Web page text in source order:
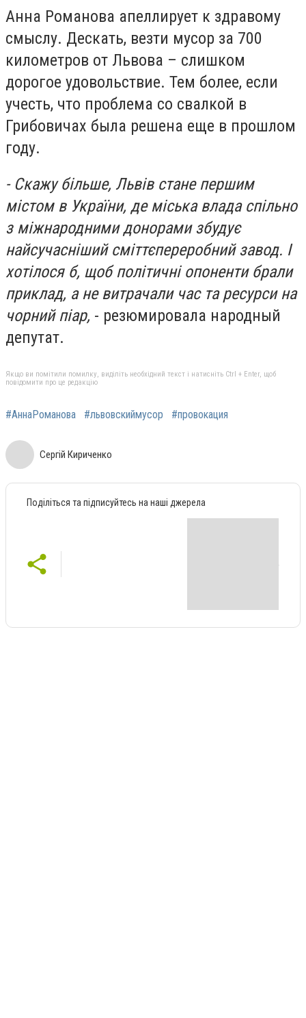
Анна Романова апеллирует к здравому
смыслу. Дескать, везти мусор за 700
километров от Львова – слишком
дорогое удовольствие. Тем более, если
учесть, что проблема со свалкой в
Грибовичах была решена еще в прошлом
году.
- Скажу більше, Львів стане першим
містом в України, де міська влада спільно
з міжнародними донорами збудує
найсучасніший сміттєпереробний завод. І
хотілося б, щоб політичні опоненти брали
приклад, а не витрачали час та ресурси на
чорний піар, - резюмировала народный
депутат.
Якщо ви помітили помилку, виділіть необхідний текст і натисніть Ctrl + Enter, щоб
повідомити про це редакцію
#АннаРоманова #львовскиймусор #провокация
Сергій Кириченко
Поділіться та підписуйтесь на наші джерела